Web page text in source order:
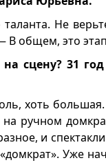
Не
В общем, это
сцену? 31
хоть
ручном
и
Уже